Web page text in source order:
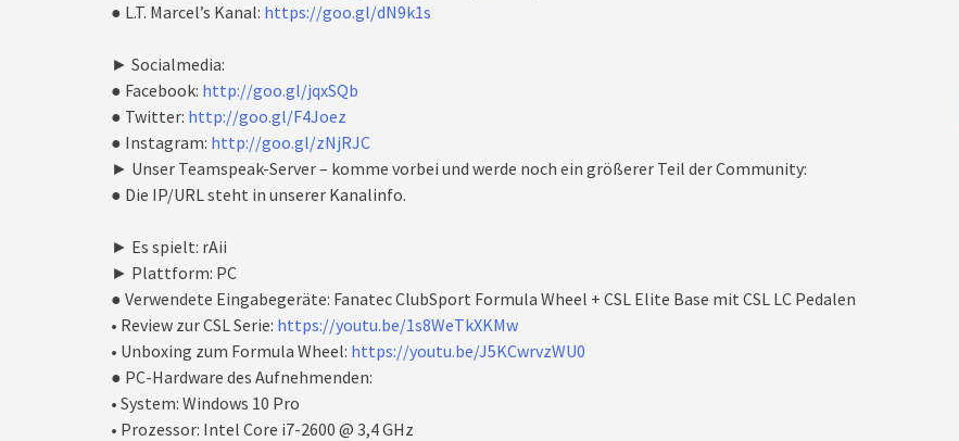
● L.T. Marcel’s Kanal: https://goo.gl/dN9k1s
► Socialmedia:
● Facebook: http://goo.gl/jqxSQb
● Twitter: http://goo.gl/F4Joez
● Instagram: http://goo.gl/zNjRJC
► Unser Teamspeak-Server – komme vorbei und werde noch ein größerer Teil der Community:
● Die IP/URL steht in unserer Kanalinfo.
► Es spielt: rAii
► Plattform: PC
● Verwendete Eingabegeräte: Fanatec ClubSport Formula Wheel + CSL Elite Base mit CSL LC Pedalen
• Review zur CSL Serie: https://youtu.be/1s8WeTkXKMw
• Unboxing zum Formula Wheel: https://youtu.be/J5KCwrvzWU0
● PC-Hardware des Aufnehmenden:
• System: Windows 10 Pro
• Prozessor: Intel Core i7-2600 @ 3,4 GHz